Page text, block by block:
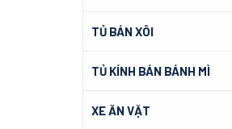
TỦ BÁN XÔI
TỦ KÍNH BÁN BÁNH MÌ
XE ĂN VẶT